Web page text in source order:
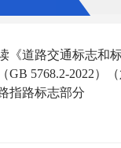
《道路交通标志和
GB 5768.2-2022）
指路标志部分